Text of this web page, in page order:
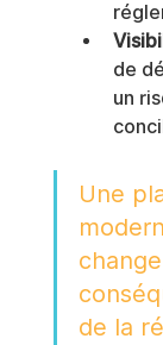
de
un
Une
de la